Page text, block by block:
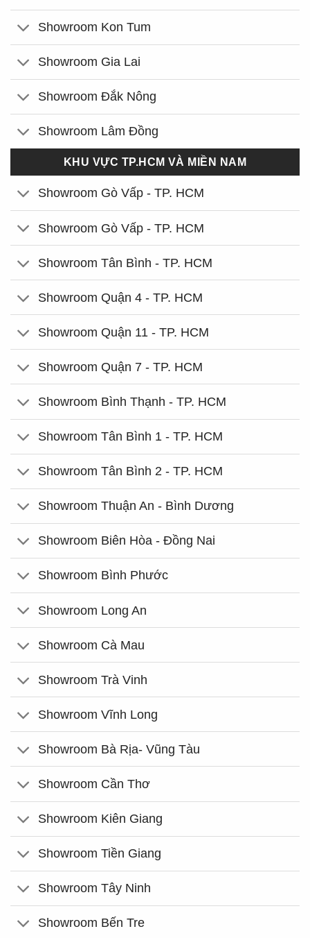
Showroom Kon Tum
Showroom Gia Lai
Showroom Đắk Nông
Showroom Lâm Đồng
KHU VỰC TP.HCM VÀ MIỀN NAM
Showroom Gò Vấp - TP. HCM
Showroom Gò Vấp - TP. HCM
Showroom Tân Bình - TP. HCM
Showroom Quận 4 - TP. HCM
Showroom Quận 11 - TP. HCM
Showroom Quận 7 - TP. HCM
Showroom Bình Thạnh - TP. HCM
Showroom Tân Bình 1 - TP. HCM
Showroom Tân Bình 2 - TP. HCM
Showroom Thuận An - Bình Dương
Showroom Biên Hòa - Đồng Nai
Showroom Bình Phước
Showroom Long An
Showroom Cà Mau
Showroom Trà Vinh
Showroom Vĩnh Long
Showroom Bà Rịa- Vũng Tàu
Showroom Cần Thơ
Showroom Kiên Giang
Showroom Tiền Giang
Showroom Tây Ninh
Showroom Bến Tre